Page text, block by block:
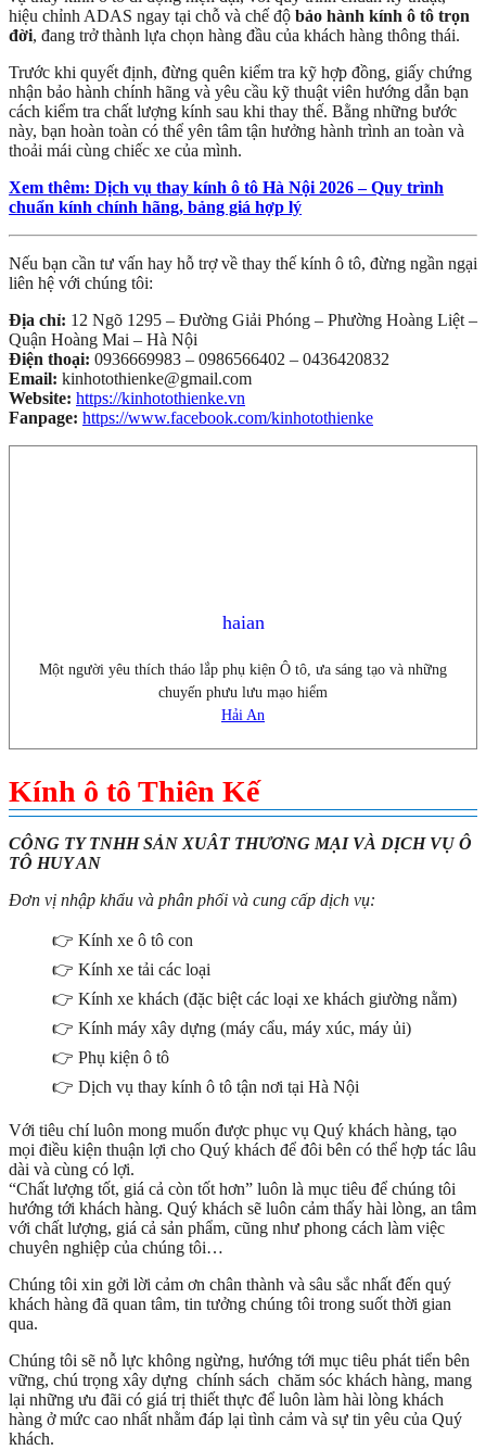
hiệu chỉnh ADAS ngay tại chỗ và chế độ bảo hành kính ô tô trọn
đời, đang trở thành lựa chọn hàng đầu của khách hàng thông thái.
Trước khi quyết định, đừng quên kiểm tra kỹ hợp đồng, giấy chứng
nhận bảo hành chính hãng và yêu cầu kỹ thuật viên hướng dẫn bạn
cách kiểm tra chất lượng kính sau khi thay thế. Bằng những bước
này, bạn hoàn toàn có thể yên tâm tận hưởng hành trình an toàn và
thoải mái cùng chiếc xe của mình.
Xem thêm: Dịch vụ thay kính ô tô Hà Nội 2026 – Quy trình
chuẩn kính chính hãng, bảng giá hợp lý
Nếu bạn cần tư vấn hay hỗ trợ về thay thế kính ô tô, đừng ngần ngại
liên hệ với chúng tôi:
Địa chỉ: 12 Ngõ 1295 – Đường Giải Phóng – Phường Hoàng Liệt –
Quận Hoàng Mai – Hà Nội
Điện thoại: 0936669983 – 0986566402 – 0436420832
Email: kinhotothienke@gmail.com
Website: https://kinhotothienke.vn
Fanpage: https://www.facebook.com/kinhotothienke
haian
Một người yêu thích tháo lắp phụ kiện Ô tô, ưa sáng tạo và những
chuyến phưu lưu mạo hiểm
Hải An
Kính ô tô Thiên Kế
CÔNG TY TNHH SẢN XUÂT THƯƠNG MẠI VÀ DỊCH VỤ Ô
TÔ HUY AN
Đơn vị nhập khẩu và phân phối và cung cấp dịch vụ:
👉 Kính xe ô tô con
👉 Kính xe tải các loại
👉 Kính xe khách (đặc biệt các loại xe khách giường nằm)
👉 Kính máy xây dựng (máy cẩu, máy xúc, máy ủi)
👉 Phụ kiện ô tô
👉 Dịch vụ thay kính ô tô tận nơi tại Hà Nội
Với tiêu chí luôn mong muốn được phục vụ Quý khách hàng, tạo
mọi điều kiện thuận lợi cho Quý khách để đôi bên có thể hợp tác lâu
dài và cùng có lợi.
“Chất lượng tốt, giá cả còn tốt hơn” luôn là mục tiêu để chúng tôi
hướng tới khách hàng. Quý khách sẽ luôn cảm thấy hài lòng, an tâm
với chất lượng, giá cả sản phẩm, cũng như phong cách làm việc
chuyên nghiệp của chúng tôi…
Chúng tôi xin gởi lời cảm ơn chân thành và sâu sắc nhất đến quý
khách hàng đã quan tâm, tin tưởng chúng tôi trong suốt thời gian
qua.
Chúng tôi sẽ nỗ lực không ngừng, hướng tới mục tiêu phát tiển bên
vững, chú trọng xây dựng chính sách chăm sóc khách hàng, mang
lại những ưu đãi có giá trị thiết thực để luôn làm hài lòng khách
hàng ở mức cao nhất nhằm đáp lại tình cảm và sự tin yêu của Quý
khách.